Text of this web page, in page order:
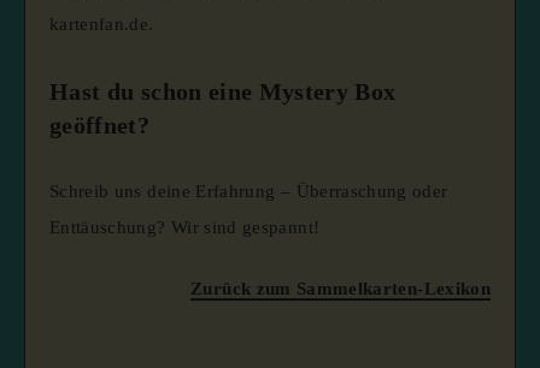
kartenfan.de.
Hast du schon eine Mystery Box
geöffnet?
Schreib uns deine Erfahrung – Überraschung oder
Enttäuschung? Wir sind gespannt!
Zurück zum Sammelkarten-Lexikon